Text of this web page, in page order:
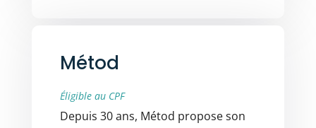
Métod
Éligible au CPF
Depuis 30 ans, Métod propose son